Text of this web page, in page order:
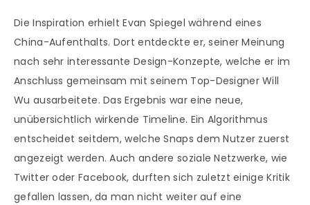
Die Inspiration erhielt Evan Spiegel während eines
China-Aufenthalts. Dort entdeckte er, seiner Meinung
nach sehr interessante Design-Konzepte, welche er im
Anschluss gemeinsam mit seinem Top-Designer Will
Wu ausarbeitete. Das Ergebnis war eine neue,
unübersichtlich wirkende Timeline. Ein Algorithmus
entscheidet seitdem, welche Snaps dem Nutzer zuerst
angezeigt werden. Auch andere soziale Netzwerke, wie
Twitter oder Facebook, durften sich zuletzt einige Kritik
gefallen lassen, da man nicht weiter auf eine